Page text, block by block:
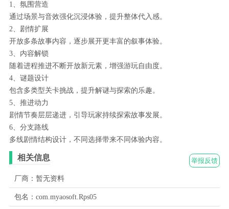
1、氛围营造
通过场景与音效强化沉浸体验，提升整体代入感。
2、剧情扩展
开放多条故事内容，逐步展开更丰富的叙事体验。
3、内容解锁
随着进程推进不断开放新元素，增强游玩自由度。
4、谜题设计
包含多类型关卡挑战，提升解谜与探索的乐趣。
5、推进动力
剧情节奏层层递进，引导玩家持续探索故事发展。
6、分支路线
多线剧情结构设计，不同选择带来不同体验内容。
举报反馈
相关信息
厂商：暂无资料
包名：com.myaosoft.Rps05